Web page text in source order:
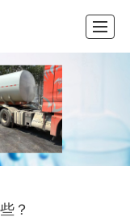
联系我们
？